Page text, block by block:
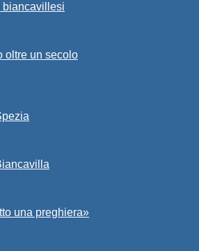
biancavillesi
oltre un secolo
una preghiera»